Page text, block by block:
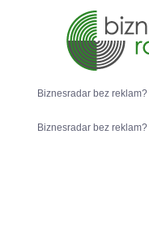
Biznesradar bez reklam?
Biznesradar bez reklam?